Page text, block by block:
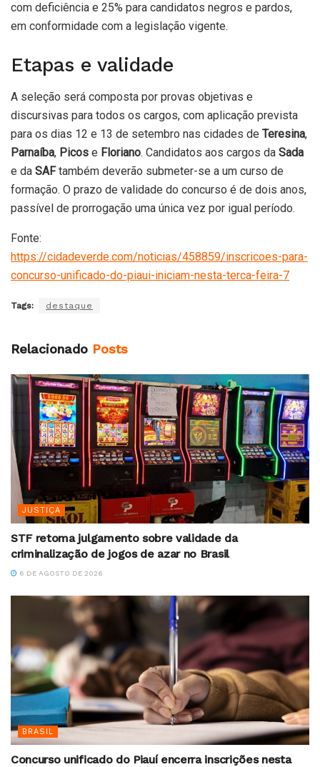
com deficiência e 25% para candidatos negros e pardos,
em conformidade com a legislação vigente.
Etapas e validade
A seleção será composta por provas objetivas e
discursivas para todos os cargos, com aplicação prevista
para os dias 12 e 13 de setembro nas cidades de Teresina,
Parnaíba, Picos e Floriano. Candidatos aos cargos da Sada
e da SAFtambém deverão submeter-se a um curso de
formação. O prazo de validade do concurso é de dois anos,
passível de prorrogação uma única vez por igual período.
Fonte:
https://cidadeverde.com/noticias/458859/inscricoes-para-
concurso-unificado-do-piaui-iniciam-nesta-terca-feira-7
Tags: destaque
Relacionado Posts
JUSTIÇA
STF retoma julgamento sobre validade da
criminalização de jogos de azar no Brasil
6 DE AGOSTO DE 2026
BRASIL
Concurso unificado do Piauí encerra inscrições nesta